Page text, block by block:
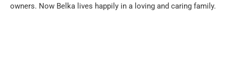
owners. Now Belka lives happily in a loving and caring family.